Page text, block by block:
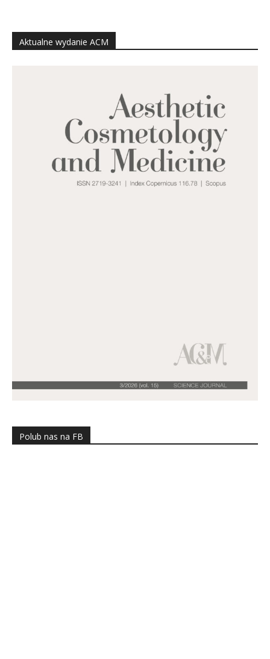
Aktualne wydanie ACM
Polub nas na FB